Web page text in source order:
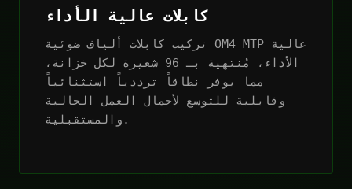
كابلات عالية الأداء
تركيب كابلات ألياف ضوئية OM4 MTP عالية
الأداء، مُنتهية بـ 96 شعيرة لكل خزانة،
مما يوفر نطاقاً ترددياً استثنائياً
وقابلية للتوسع لأحمال العمل الحالية
والمستقبلية.